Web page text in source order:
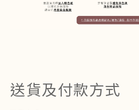
送貨及付款方式